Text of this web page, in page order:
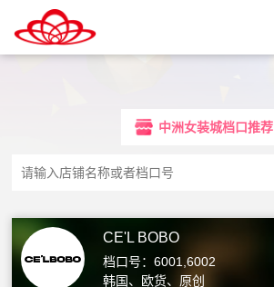
中洲女装城档口推荐
CE'L BOBO
档口号：6001,6002
韩国、欧货、原创